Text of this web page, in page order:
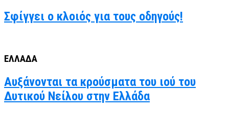
Σφίγγει ο κλοιός για τους οδηγούς!
ΕΛΛΑΔΑ
Αυξάνονται τα κρούσματα του ιού του
Δυτικού Νείλου στην Ελλάδα